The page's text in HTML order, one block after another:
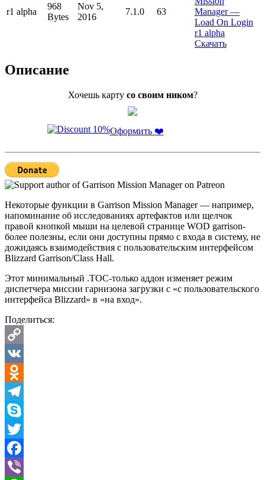
r1 alpha
968
Bytes
Nov 5,
2016
7.1.0 63
Скачать
Описание
Хочешь карту со своим ником?
Оформить ❤️
Некоторые функции в Garrison Mission Manager — например,
напоминание об исследованиях артефактов или щелчок
правой кнопкой мыши на целевой странице WOD garrison-
более полезны, если они доступны прямо с входа в систему, не
дожидаясь взаимодействия с пользовательским интерфейсом
Blizzard Garrison/Class Hall.
Этот минимальный .ТОС-только аддон изменяет режим
диспетчера миссии гарнизона загрузки с «с пользовательского
интерфейса Blizzard» в «на вход».
Поделиться:
Copy
Link
VK
Odnoklassniki
Telegram
Skype
Twitter
Facebook